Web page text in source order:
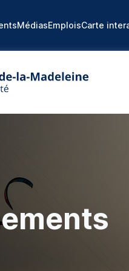
MédiasEmploisCarte